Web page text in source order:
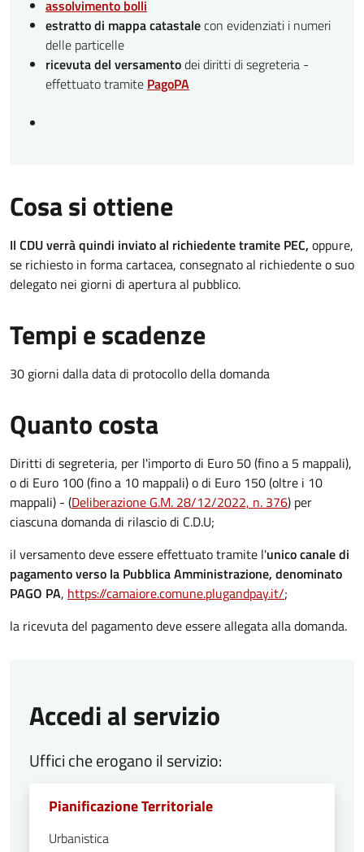
assolvimento bolli
estratto di mappa catastalecon evidenziati i numeri
delle particelle
ricevuta del versamentodei diritti di segreteria -
effettuato tramite PagoPA
Cosa si ottiene
Il CDU verrà quindi inviato al richiedente tramite PEC, oppure,
se richiesto in forma cartacea, consegnato al richiedente o suo
delegato nei giorni di apertura al pubblico.
Tempi e scadenze
30 giorni dalla data di protocollo della domanda
Quanto costa
Diritti di segreteria, per l'importo di Euro 50 (fino a 5 mappali),
o di Euro 100 (fino a 10 mappali) o di Euro 150 (oltre i 10
mappali) - (Deliberazione G.M. 28/12/2022, n. 376) per
ciascuna domanda di rilascio di C.D.U;
il versamento deve essere effettuato tramite l'unico canale di
pagamento verso la Pubblica Amministrazione, denominato
PAGO PA, https://camaiore.comune.plugandpay.it/;
la ricevuta del pagamento deve essere allegata alla domanda.
Accedi al servizio
Uffici che erogano il servizio:
Pianificazione Territoriale
Urbanistica